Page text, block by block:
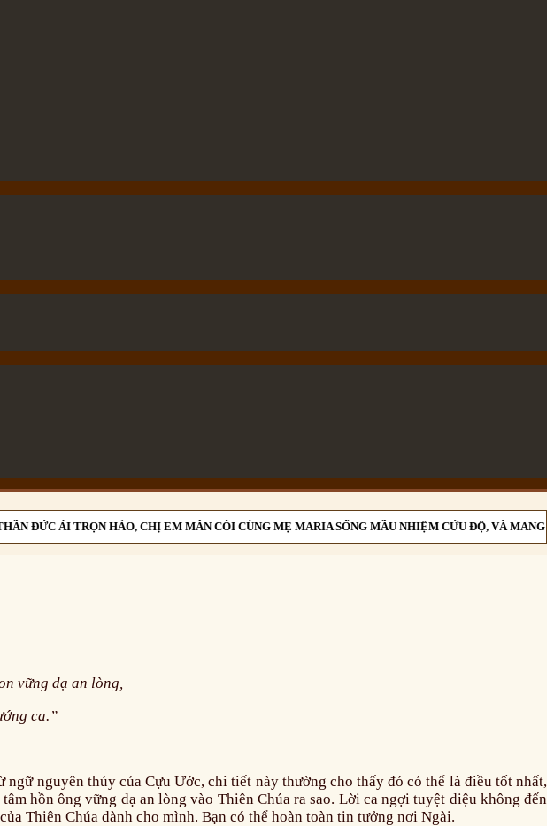
ĐỨC ÁI TRỌN HẢO, CHỊ EM MÂN CÔI CÙNG MẸ MARIA SỐNG MẦU NHIỆM CỨU ĐỘ, VÀ MANG ƠN
vững dạ an lòng,
ca.”
nguyên thủy của Cựu Ước, chi tiết này thường cho thấy đó có thể là điều tốt nhất,
hồn ông vững dạ an lòng vào Thiên Chúa ra sao. Lời ca ngợi tuyệt diệu không đến
Thiên Chúa dành cho mình. Bạn có thể hoàn toàn tin tưởng nơi Ngài.